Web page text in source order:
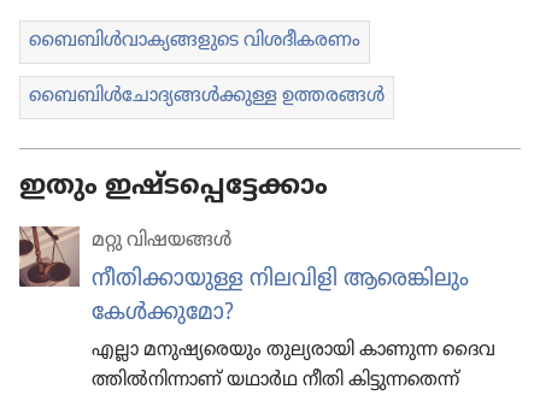
ബൈബിൾവാ​ക്യ​ങ്ങ​ളു​ടെ വിശദീ​ക​രണം
ബൈബിൾചോ​ദ്യ​ങ്ങൾക്കുള്ള ഉത്തരങ്ങൾ
ഇതും ഇഷ്ടപ്പെട്ടേക്കാം
മറ്റു വിഷയങ്ങൾ
നീതി​ക്കാ​യുള്ള നിലവി​ളി ആരെങ്കി​ലും
കേൾക്കു​മോ?
എല്ലാ മനുഷ്യ​രെ​യും തുല്യ​രാ​യി കാണുന്ന ദൈവ​
ത്തിൽനി​ന്നാണ്‌ യഥാർഥ നീതി കിട്ടു​ന്ന​തെന്ന്‌